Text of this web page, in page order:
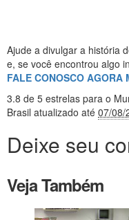
Ajude a divulgar a história
e, se você encontrou algo
FALE CONOSCO AGORA
3.8 de 5 estrelas para o
Brasil atualizado até 07/08/
Deixe seu
Veja Também